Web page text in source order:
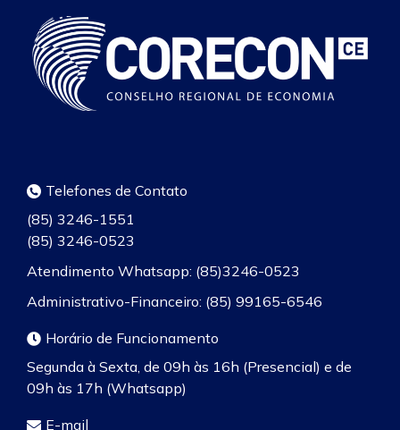
Telefones de Contato
(85) 3246-1551
(85) 3246-0523
Atendimento Whatsapp: (85)3246-0523
Administrativo-Financeiro: (85) 99165-6546
Horário de Funcionamento
Segunda à Sexta, de 09h às 16h (Presencial) e de
09h às 17h (Whatsapp)
E-mail